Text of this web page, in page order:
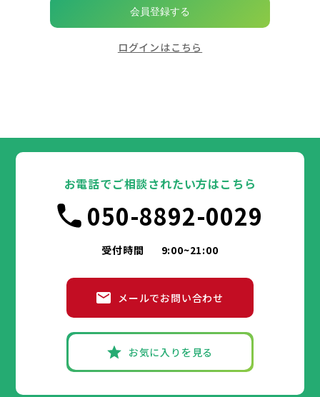
会員登録する
ログインはこちら
お電話でご相談されたい方はこちら
050-8892-0029
受付時間 9:00~21:00
メールでお問い合わせ
お気に入りを見る